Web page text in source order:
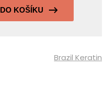
DO KOŠÍKU
Brazil Keratin